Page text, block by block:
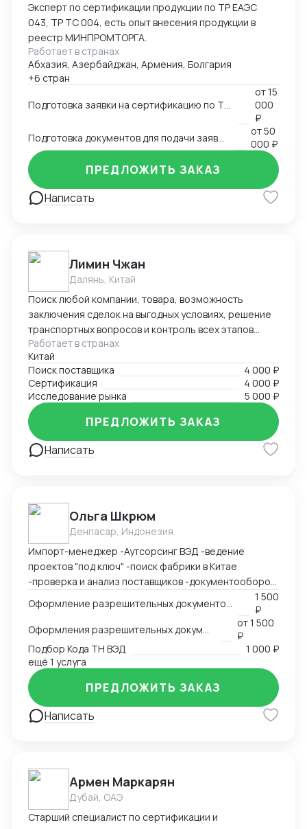
Эксперт по сертификации продукции по ТР ЕАЭС
043, ТР ТС 004, есть опыт внесения продукции в
реестр МИНПРОМТОРГА.
Работает в странах
Абхазия, Азербайджан, Армения, Болгария
+6 стран
Подготовка заявки на сертификацию по ТР ЕАЭС 043, ТР ТС 004, ТР ТС 020, ТР ТС 010, 123-ФЗ
от15
000
₽
от50
000 ₽
Написать
ПРЕДЛОЖИТЬ ЗАКАЗ
Лимин Чжан
Далянь, Китай
Поиск любой компании, товара, возможность
заключения сделок на выгодных условиях, решение
транспортных вопросов и контроль всех этапов
сотрудничества с иностранными партнерами.
Работает в странах
Китай
Поиск поставщика
4 000 ₽
Сертификация
4 000 ₽
Исследование рынка
5 000 ₽
Написать
ПРЕДЛОЖИТЬ ЗАКАЗ
Ольга Шкрюм
Денпасар, Индонезия
Импорт-менеджер -Аутсорсинг ВЭД -ведение
проектов "под ключ" -поиск фабрики в Китае
-проверка и анализ поставщиков -документооборот
-оформление сертификации на товар: СГР, ДС, СС,
РУ, Нотификация -деловая переписка -продажи
-пользование Инкотермс -общение с фабриками (на
китайском языке) -кастомизация продукта -работа с
OEM \ ODM фабриками - доставка и растаможка
образцов для изготовления сертификации. Проекты
разной сложности, от станков до БАДов
1 500
₽
от1 500
₽
Подбор Кода ТН ВЭД
1 000 ₽
ещё 1 услуга
Написать
ПРЕДЛОЖИТЬ ЗАКАЗ
Армен Маркарян
Дубай, ОАЭ
Старший специалист по сертификации и